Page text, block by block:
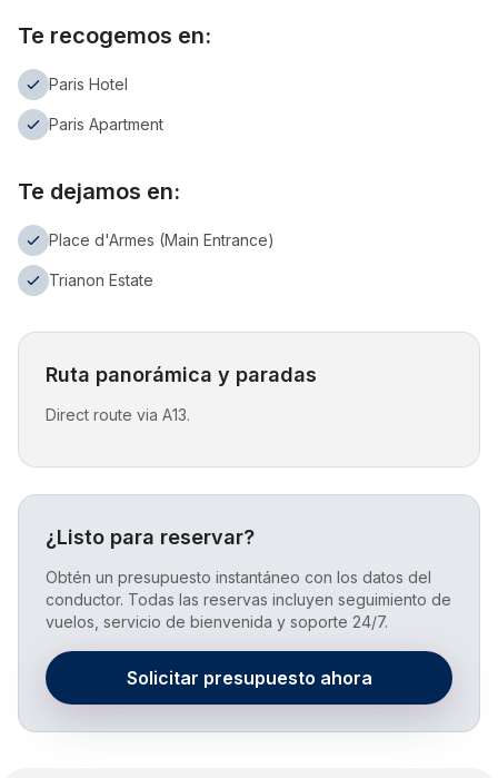
Te recogemos en:
Paris Hotel
Paris Apartment
Te dejamos en:
Place d'Armes (Main Entrance)
Trianon Estate
Ruta panorámica y paradas
Direct route via A13.
¿Listo para reservar?
Obtén un presupuesto instantáneo con los datos del
conductor. Todas las reservas incluyen seguimiento de
vuelos, servicio de bienvenida y soporte 24/7.
Solicitar presupuesto ahora